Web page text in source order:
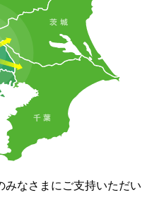
みなさまにご支持いただい